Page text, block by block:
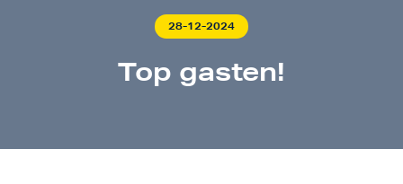
28-12-2024
Top gasten!